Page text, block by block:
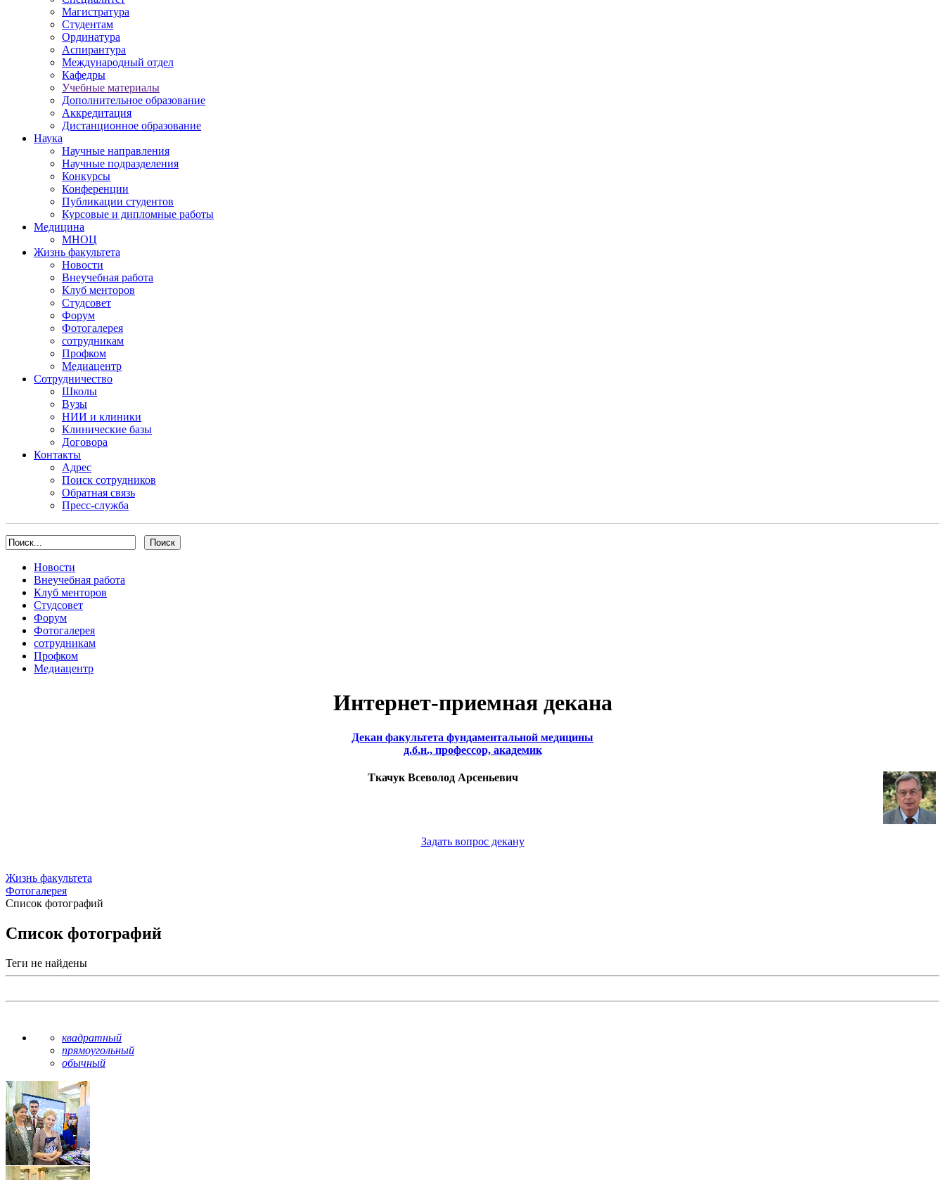
Магистратура
Студентам
Ординатура
Аспирантура
Международный отдел
Кафедры
Учебные материалы
Дополнительное образование
Аккредитация
Дистанционное образование
Наука
Научные направления
Научные подразделения
Конкурсы
Конференции
Публикации студентов
Курсовые и дипломные работы
Медицина
МНОЦ
Жизнь факультета
Новости
Внеучебная работа
Клуб менторов
Студсовет
Форум
Фотогалерея
сотрудникам
Профком
Медиацентр
Сотрудничество
Школы
Вузы
НИИ и клиники
Клинические базы
Договора
Контакты
Адрес
Поиск сотрудников
Обратная связь
Пресс-служба
Новости
Внеучебная работа
Клуб менторов
Студсовет
Форум
Фотогалерея
сотрудникам
Профком
Медиацентр
Интернет-приемная декана
Декан факультета фундаментальной медицины
д.б.н., профессор, академик
Ткачук Всеволод Арсеньевич
Задать вопрос декану
Жизнь факультета
Фотогалерея
Список фотографий
Список фотографий
Теги не найдены
квадратный
прямоугольный
обычный